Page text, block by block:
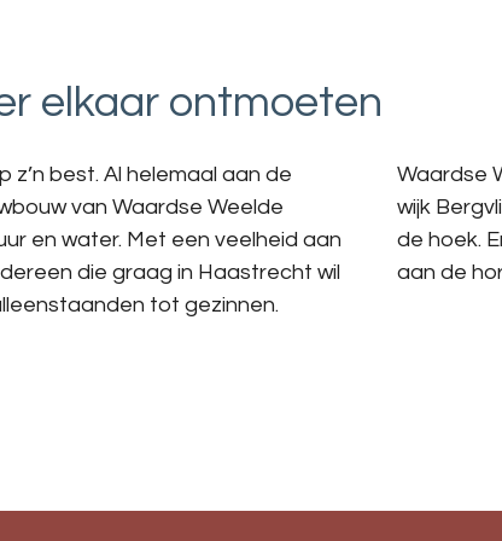
elkaar ontmoeten
best. Al helemaal aan de
van Waardse Weelde
en water. Met een veelheid aan
die graag in Haastrecht wil
tot gezinnen.
Waardse
wijk
de hoek.
aan de